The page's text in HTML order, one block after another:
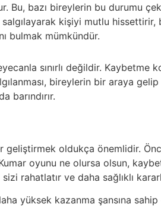
bazı bireylerin bu durumu
kişiyi mutlu
bulmak mümkündür.
sınırlı değildir.
bireylerin bir araya
barındırır.
geliştirmek oldukça önemlidir.
Kumar oyunu ne olursa olsun,
rahatlatır ve daha sağlıklı
yüksek kazanma şansına